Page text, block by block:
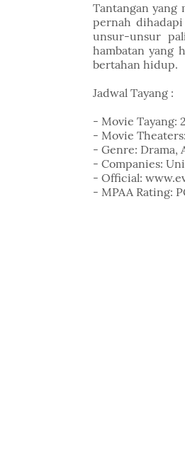
Tantangan yang
pernah
unsur-unsur
hambatan yang
bertahan hidup.
Jadwal Tayang :
- Movie Tayang:
- Movie
- Genre: Drama,
- Companies:
- Official:
- MPAA Rating: